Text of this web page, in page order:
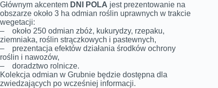
Głównym akcentem DNI POLA jest prezentowanie na
obszarze około 3 ha odmian roślin uprawnych w trakcie
wegetacji:
– około 250 odmian zbóż, kukurydzy, rzepaku,
ziemniaka, roślin strączkowych i pastewnych,
– prezentacja efektów działania środków ochrony
roślin i nawozów,
– doradztwo rolnicze.
Kolekcja odmian w Grubnie będzie dostępna dla
zwiedzających po wcześniej informacji.